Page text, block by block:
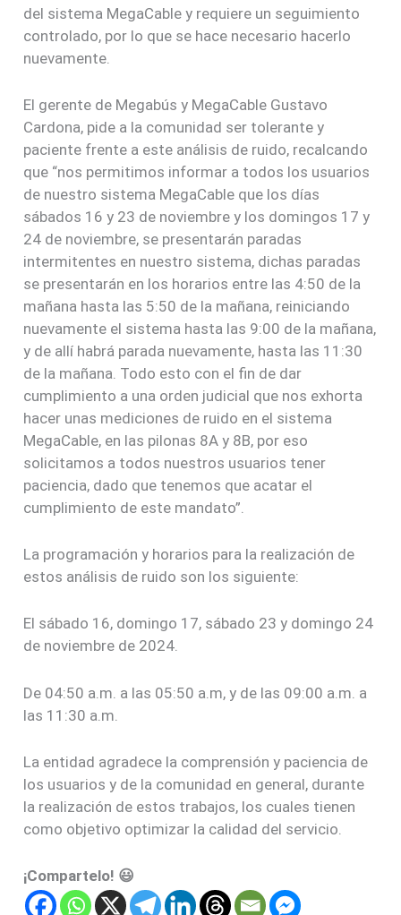
del sistema MegaCable y requiere un seguimiento
controlado, por lo que se hace necesario hacerlo
nuevamente.
El gerente de Megabús y MegaCable Gustavo
Cardona, pide a la comunidad ser tolerante y
paciente frente a este análisis de ruido, recalcando
que “nos permitimos informar a todos los usuarios
de nuestro sistema MegaCable que los días
sábados 16 y 23 de noviembre y los domingos 17 y
24 de noviembre, se presentarán paradas
intermitentes en nuestro sistema, dichas paradas
se presentarán en los horarios entre las 4:50 de la
mañana hasta las 5:50 de la mañana, reiniciando
nuevamente el sistema hasta las 9:00 de la mañana,
y de allí habrá parada nuevamente, hasta las 11:30
de la mañana. Todo esto con el fin de dar
cumplimiento a una orden judicial que nos exhorta
hacer unas mediciones de ruido en el sistema
MegaCable, en las pilonas 8A y 8B, por eso
solicitamos a todos nuestros usuarios tener
paciencia, dado que tenemos que acatar el
cumplimiento de este mandato”.
La programación y horarios para la realización de
estos análisis de ruido son los siguiente:
El sábado 16, domingo 17, sábado 23 y domingo 24
de noviembre de 2024.
De 04:50 a.m. a las 05:50 a.m, y de las 09:00 a.m. a
las 11:30 a.m.
La entidad agradece la comprensión y paciencia de
los usuarios y de la comunidad en general, durante
la realización de estos trabajos, los cuales tienen
como objetivo optimizar la calidad del servicio.
¡Compartelo! 😃